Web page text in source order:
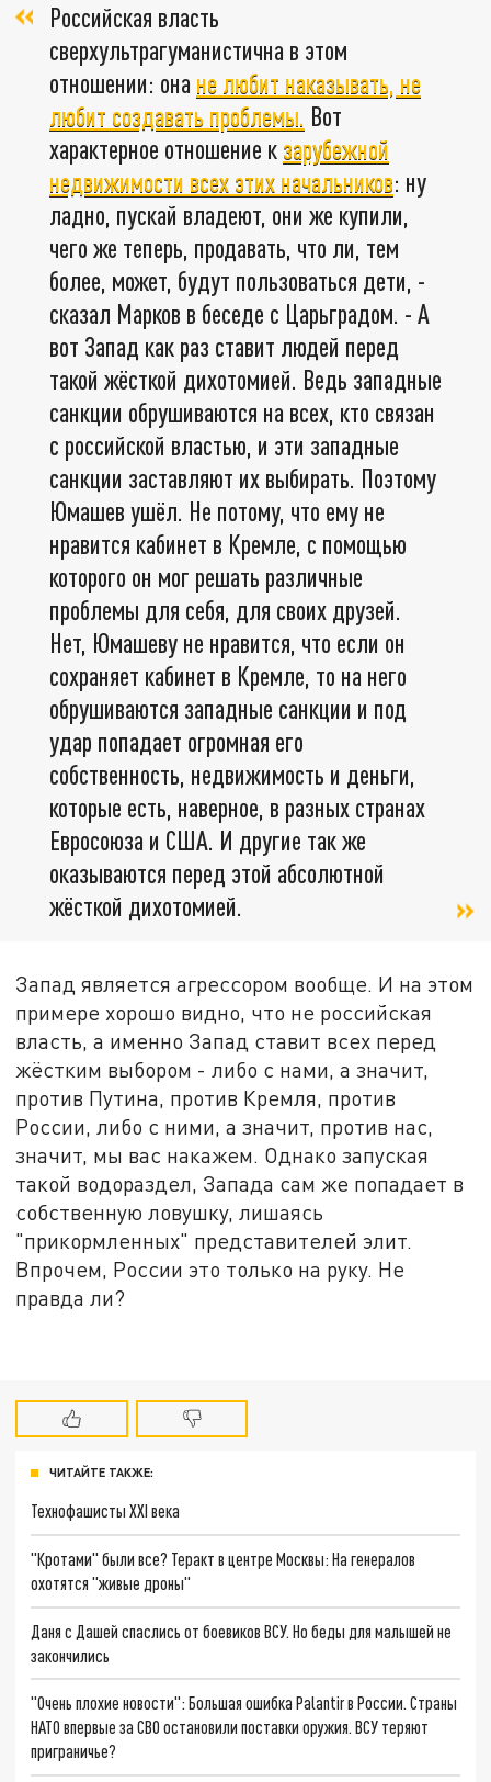
Российская власть
сверхультрагуманистична в этом
отношении: она не любит наказывать, не
любит создавать проблемы. Вот
характерное отношение к зарубежной
недвижимости всех этих начальников: ну
ладно, пускай владеют, они же купили,
чего же теперь, продавать, что ли, тем
более, может, будут пользоваться дети, -
сказал Марков в беседе с Царьградом. - А
вот Запад как раз ставит людей перед
такой жёсткой дихотомией. Ведь западные
санкции обрушиваются на всех, кто связан
с российской властью, и эти западные
санкции заставляют их выбирать. Поэтому
Юмашев ушёл. Не потому, что ему не
нравится кабинет в Кремле, с помощью
которого он мог решать различные
проблемы для себя, для своих друзей.
Нет, Юмашеву не нравится, что если он
сохраняет кабинет в Кремле, то на него
обрушиваются западные санкции и под
удар попадает огромная его
собственность, недвижимость и деньги,
которые есть, наверное, в разных странах
Евросоюза и США. И другие так же
оказываются перед этой абсолютной
жёсткой дихотомией.
Запад является агрессором вообще. И на этом
примере хорошо видно, что не российская
власть, а именно Запад ставит всех перед
жёстким выбором - либо с нами, а значит,
против Путина, против Кремля, против
России, либо с ними, а значит, против нас,
значит, мы вас накажем. Однако запуская
такой водораздел, Запада сам же попадает в
собственную ловушку, лишаясь
"прикормленных" представителей элит.
Впрочем, России это только на руку. Не
правда ли?
ЧИТАЙТЕ ТАКЖЕ:
Технофашисты XXI века
"Кротами" были все? Теракт в центре Москвы: На генералов
охотятся "живые дроны"
Даня с Дашей спаслись от боевиков ВСУ. Но беды для малышей не
закончились
"Очень плохие новости": Большая ошибка Palantir в России. Страны
НАТО впервые за СВО остановили поставки оружия. ВСУ теряют
приграничье?